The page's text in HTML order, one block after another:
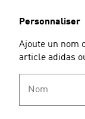
Personnaliser
Ajoute un nom
article adidas
Nom